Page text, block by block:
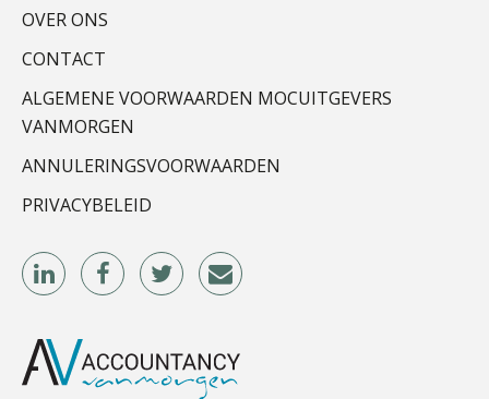
Jan Wietsma
OVER ONS
CONTACT
ALGEMENE VOORWAARDEN MOCUITGEVERS
VANMORGEN
ANNULERINGSVOORWAARDEN
PRIVACYBELEID